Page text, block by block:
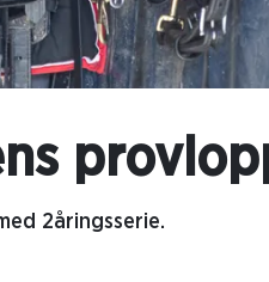
2åringsserie.